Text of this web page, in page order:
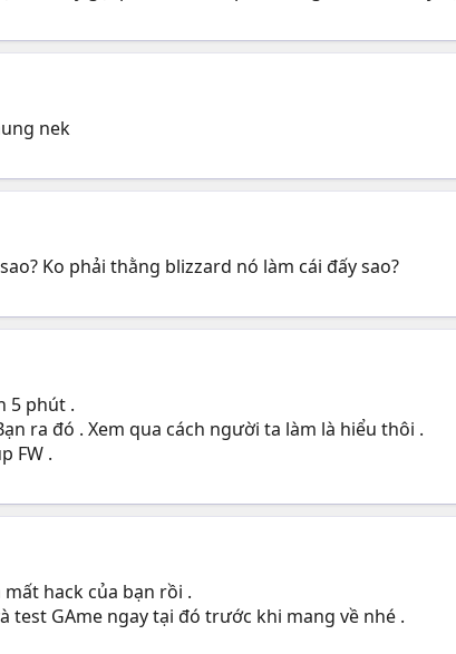
nek
Ko phải thằng blizzard nó làm cái đấy sao?
5 phút .
ra đó . Xem qua cách người ta làm là hiểu thôi .
FW .
hack của bạn rồi .
test GAme ngay tại đó trước khi mang về nhé .